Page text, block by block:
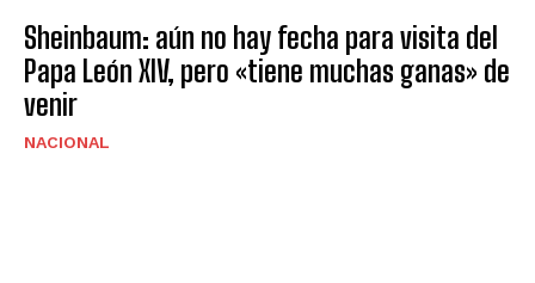
Sheinbaum: aún no hay fecha para visita del
Papa León XIV, pero «tiene muchas ganas» de
venir
NACIONAL